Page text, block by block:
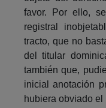
favor. Por ello,
registral
tracto, que no
del titular
también que,
inicial anotación
hubiera obviado el